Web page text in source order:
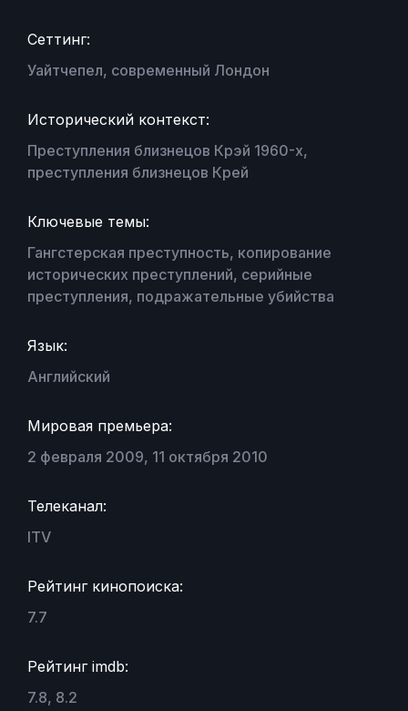
Сеттинг:
Уайтчепел, современный Лондон
Исторический контекст:
Преступления близнецов Крэй 1960-х,
преступления близнецов Крей
Ключевые темы:
Гангстерская преступность, копирование
исторических преступлений, серийные
преступления, подражательные убийства
Язык:
Английский
Мировая премьера:
2 февраля 2009, 11 октября 2010
Телеканал:
ITV
Рейтинг кинопоиска:
7.7
Рейтинг imdb:
7.8, 8.2